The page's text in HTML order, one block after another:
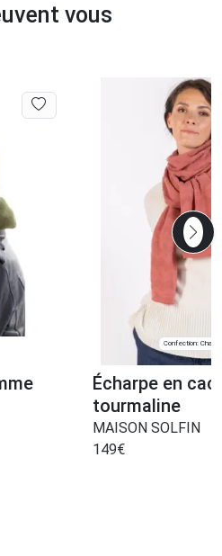
vous
Confection:
Écharpe en
tourmaline
MAISON SOLFIN
149€